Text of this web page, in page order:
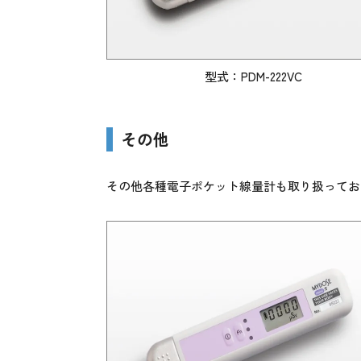
型式：PDM-222VC
その他
その他各種電子ポケット線量計も取り扱って